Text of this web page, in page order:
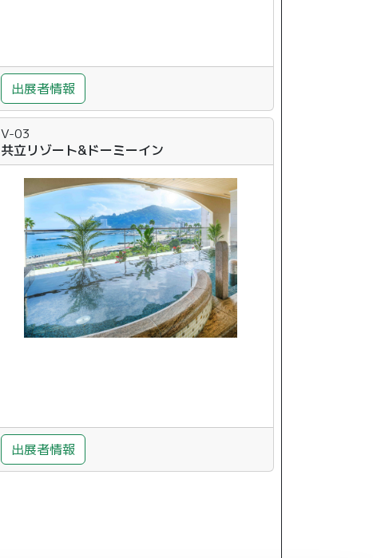
出展者情報
V-03
共立リゾート&ドーミーイン
出展者情報